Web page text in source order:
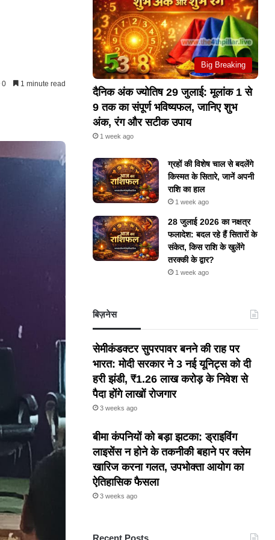
0 1 minute read
Big Breaking
दैनिक अंक ज्योतिष 29 जुलाई: मूलांक 1 से
9 तक का संपूर्ण भविष्यफल, जानिए शुभ
अंक, रंग और सटीक उपाय
1 week ago
ग्रहों की विशेष चाल से बदलेंगे
किस्मत के सितारे, जानें अपनी
राशि का हाल
1 week ago
28 जुलाई 2026 का नक्षत्र
फलादेश: बदल रहे हैं सितारों के
संकेत, किस राशि के खुलेंगे
तरक्की के द्वार?
1 week ago
बिज़नेस
सेमीकंडक्टर सुपरपावर बनने की राह पर
भारत: मोदी सरकार ने 3 नई यूनिट्स को दी
हरी झंडी, ₹1.26 लाख करोड़ के निवेश से
पैदा होंगे लाखों रोजगार
3 weeks ago
बीमा कंपनियों को बड़ा झटका: ड्राइविंग
लाइसेंस न होने के तकनीकी बहाने पर क्लेम
खारिज करना गलत, उपभोक्ता आयोग का
ऐतिहासिक फैसला
3 weeks ago
Recent Posts